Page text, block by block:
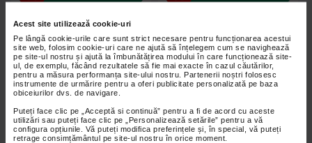
Acest site utilizează cookie-uri
Pe lângă cookie-urile care sunt strict necesare pentru funcționarea acestui
site web, folosim cookie-uri care ne ajută să înțelegem cum se navighează
pe site-ul nostru și ajută la îmbunătățirea modului în care funcționează site-
ul, de exemplu, făcând rezultatele să fie mai exacte în cazul căutărilor,
pentru a măsura performanța site-ului nostru. Partenerii noștri folosesc
instrumente de urmărire pentru a oferi publicitate personalizată pe baza
obiceiurilor dvs. de navigare.
Puteți face clic pe „Acceptă si continuă” pentru a fi de acord cu aceste
utilizări sau puteți face clic pe „Personalizează setările” pentru a vă
configura opțiunile. Vă puteți modifica preferințele și, în special, vă puteți
retrage consimțământul pe site-ul nostru în orice moment.